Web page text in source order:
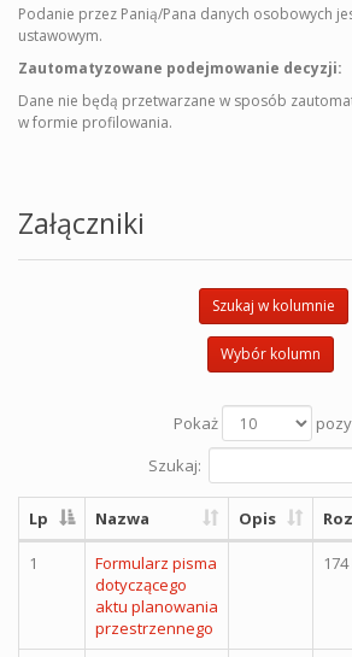
Podanie przez Panią/Pana danych osobowych
ustawowym.
Zautomatyzowane podejmowanie decyzji:
Dane nie będą przetwarzane w sposób
w formie profilowania.
Załączniki
Szukaj w kolumnie
Wybór kolumn
Pokaż
Szukaj:
Lp Nazwa Opis
1
Formularz pisma
dotyczącego
aktu planowania
przestrzennego
174